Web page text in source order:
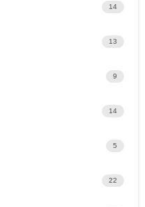
14
13
9
14
5
22